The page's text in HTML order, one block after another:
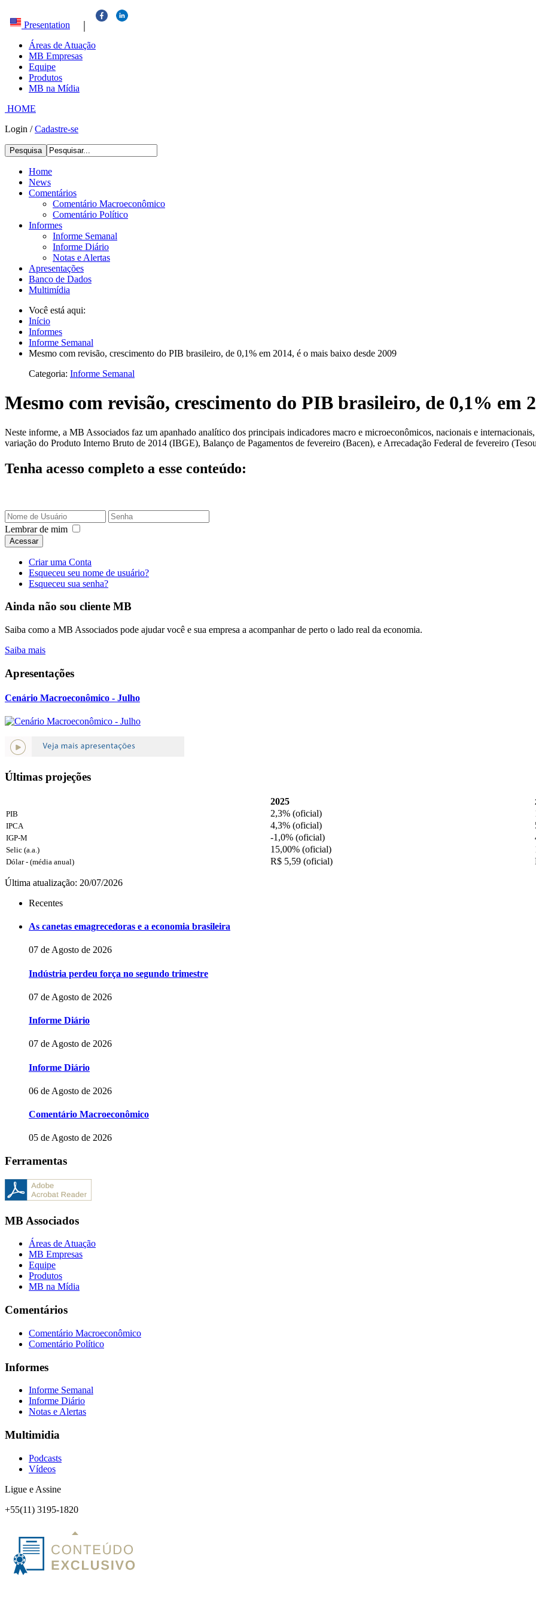
Presentation |
Áreas de Atuação
MB Empresas
Equipe
Produtos
MB na Mídia
HOME
Login /Cadastre-se
Pesquisa
Home
News
Comentários
Comentário Macroeconômico
Comentário Político
Informes
Informe Semanal
Informe Diário
Notas e Alertas
Apresentações
Banco de Dados
Multimídia
Você está aqui:
Início
Informes
Informe Semanal
Mesmo com revisão, crescimento do PIB brasileiro, de 0,1% em 2014, é o mais baixo desde 2009
Categoria: Informe Semanal
Mesmo com revisão, crescimento do PIB brasileiro, de 0,1% em
Neste informe, a MB Associados faz um apanhado analítico dos principais indicadores macro e microeconômicos, nacionais e
variação do Produto Interno Bruto de 2014 (IBGE), Balanço de Pagamentos de fevereiro (Bacen), e Arrecadação Federal de fevereiro
Tenha acesso completo a esse conteúdo:
Lembrar de mim
Acessar
Criar uma Conta
Esqueceu seu nome de usuário?
Esqueceu sua senha?
Ainda não sou cliente MB
Saiba como a MB Associados pode ajudar você e sua empresa a acompanhar de perto o lado real da economia.
Saiba mais
Apresentações
Cenário Macroeconômico - Julho
Últimas projeções
2025
PIB
2,3% (oficial)
IPCA 4,3% (oficial)
IGP-M -1,0% (oficial)
Selic (a.a.) 15,00% (oficial)
Dólar - (média anual) R$ 5,59 (oficial)
Última atualização: 20/07/2026
Recentes
As canetas emagrecedoras e a economia brasileira
07 de Agosto de 2026
Indústria perdeu força no segundo trimestre
07 de Agosto de 2026
Informe Diário
07 de Agosto de 2026
Informe Diário
06 de Agosto de 2026
Comentário Macroeconômico
05 de Agosto de 2026
Ferramentas
MB Associados
Áreas de Atuação
MB Empresas
Equipe
Produtos
MB na Mídia
Comentários
Comentário Macroeconômico
Comentário Político
Informes
Informe Semanal
Informe Diário
Notas e Alertas
Multimidia
Podcasts
Vídeos
Ligue e Assine
+55(11) 3195-1820